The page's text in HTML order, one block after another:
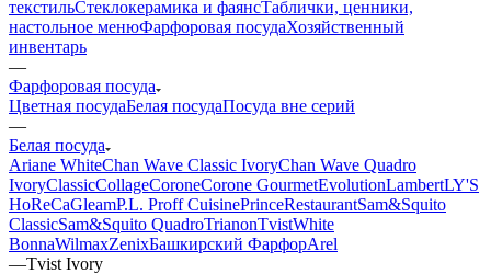
текстильСтеклокерамика и фаянсТаблички, ценники,
настольное менюФарфоровая посудаХозяйственный
инвентарь
—
Фарфоровая посуда
Цветная посудаБелая посудаПосуда вне серий
—
Белая посуда
Ariane WhiteChan Wave Classic IvoryChan Wave Quadro
IvoryClassicCollageCoroneCorone GourmetEvolutionLambertLY'S
HoReCaGleamP.L. Proff CuisinePrinceRestaurantSam&Squito
ClassicSam&Squito QuadroTrianonTvistWhite
BonnaWilmaxZenixБашкирский ФарфорArel
—Tvist Ivory